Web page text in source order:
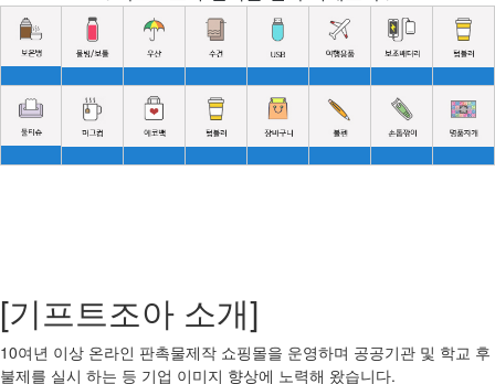
[기프트조아 소개]
10여년 이상 온라인 판촉물제작 쇼핑몰을 운영하며 공공기관 및 학교 후
불제를 실시 하는 등 기업 이미지 향상에 노력해 왔습니다.